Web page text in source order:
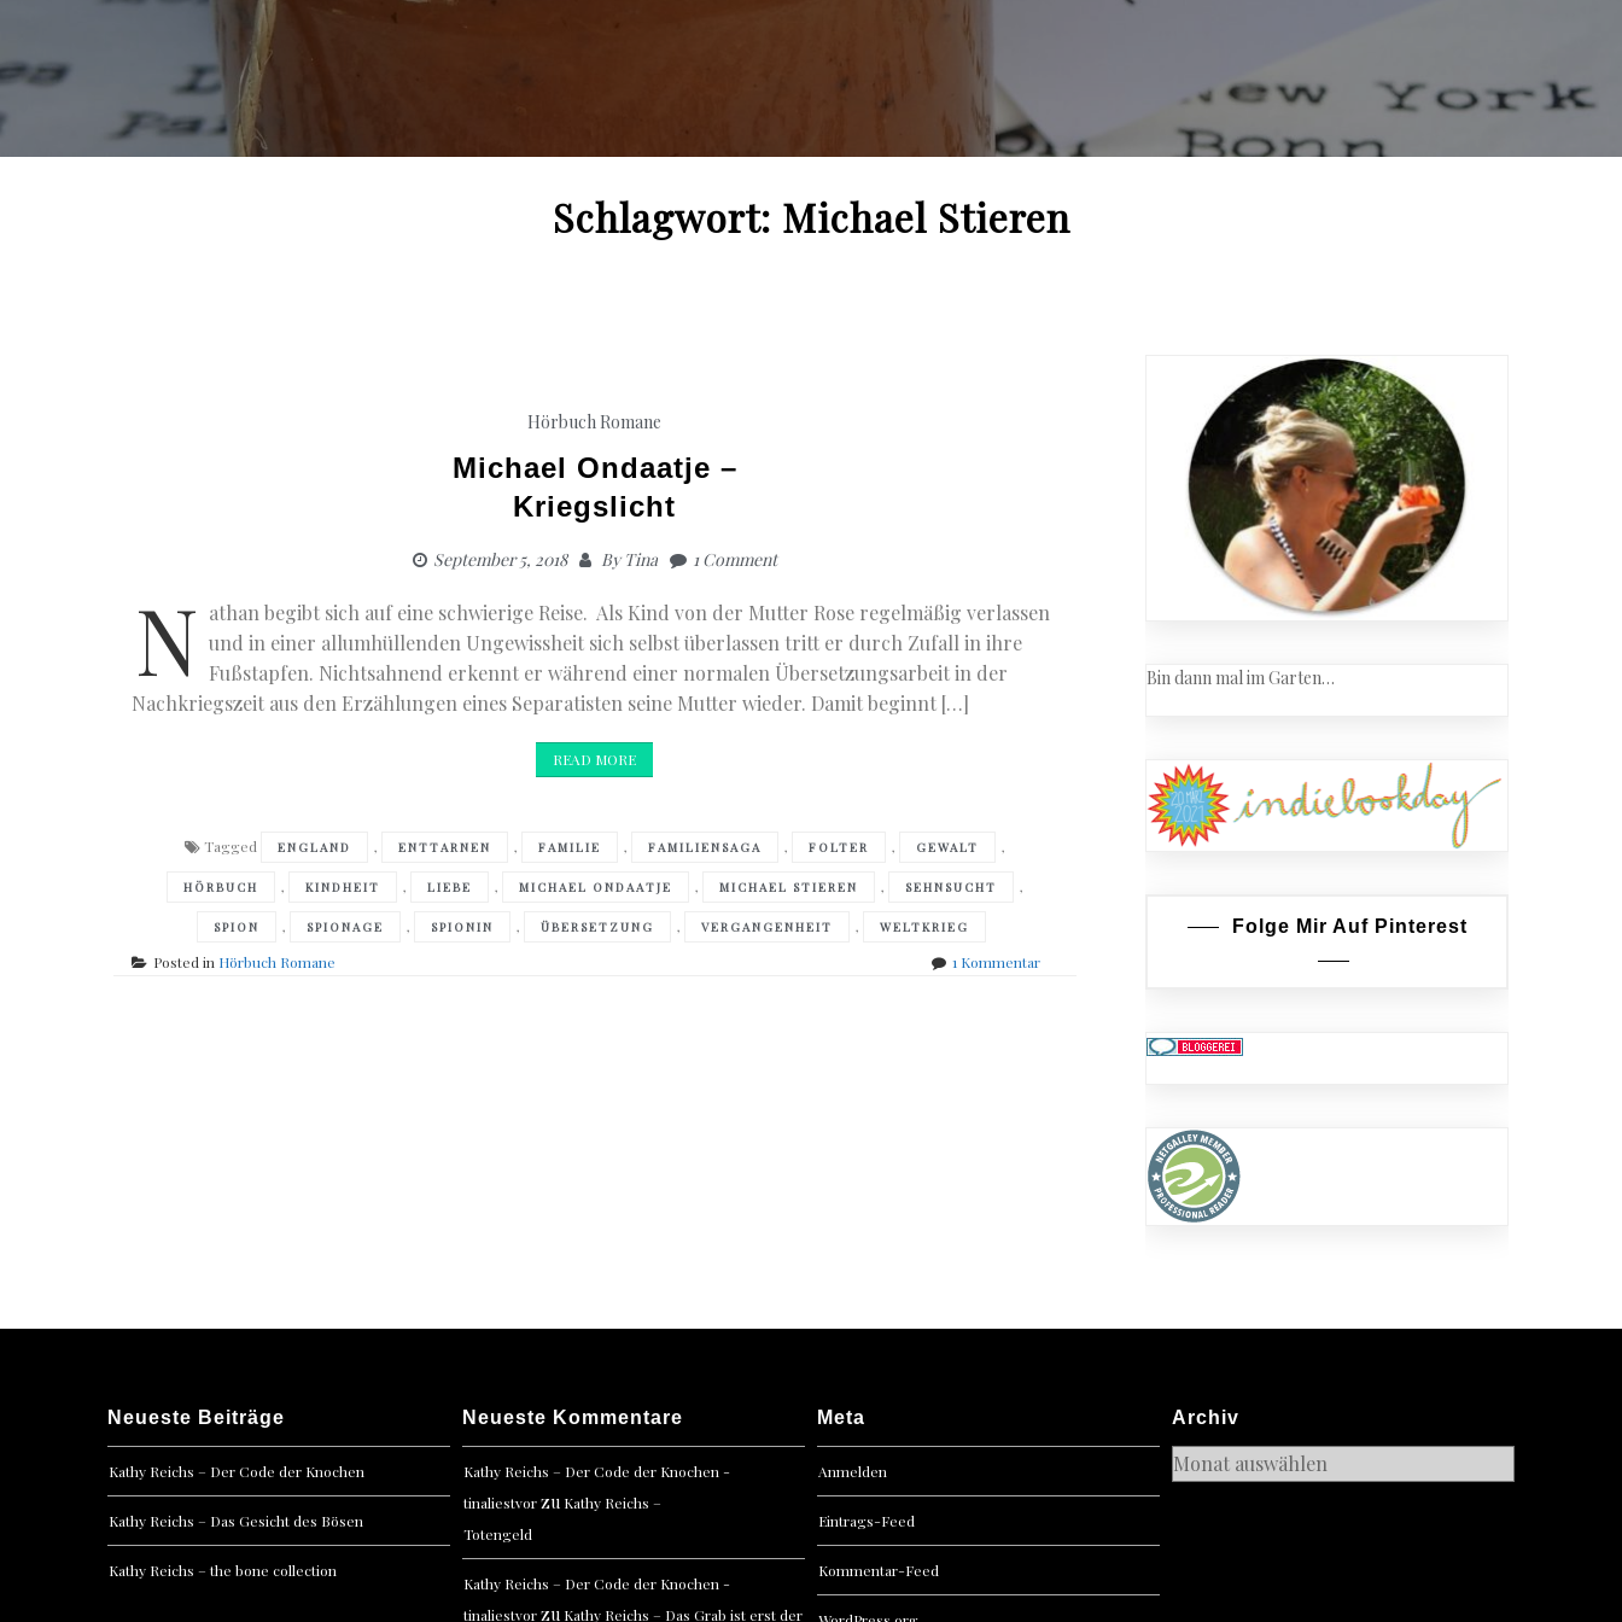
Schlagwort: Michael Stieren
Hörbuch Romane
Michael Ondaatje –
Kriegslicht
September 5, 2018 ByTina 1 Comment
N athan begibt sich auf eine schwierige Reise. Als Kind von der Mutter Rose regelmäßig verlassen
und in einer allumhüllenden Ungewissheit sich selbst überlassen tritt er durch Zufall in ihre
Fußstapfen. Nichtsahnend erkennt er während einer normalen Übersetzungsarbeit in der
Nachkriegszeit aus den Erzählungen eines Separatisten seine Mutter wieder. Damit beginnt […]
READ MORE
Tagged ENGLAND , ENTTARNEN , FAMILIE , FAMILIENSAGA , FOLTER , GEWALT ,
HÖRBUCH , KINDHEIT , LIEBE , MICHAEL ONDAATJE , MICHAEL STIEREN , SEHNSUCHT ,
SPION , SPIONAGE , SPIONIN , ÜBERSETZUNG , VERGANGENHEIT , WELTKRIEG
Posted in Hörbuch Romane 1 Kommentarzu
Bin dann mal im Garten…
Folge Mir Auf Pinterest
Neueste Beiträge
Kathy Reichs – Der Code der Knochen
Kathy Reichs – Das Gesicht des Bösen
Kathy Reichs – the bone collection
Neueste Kommentare
Kathy Reichs – Der Code der Knochen -
tinaliestvorzu Kathy Reichs –
Totengeld
Kathy Reichs – Der Code der Knochen -
tinaliestvorzu Kathy Reichs – Das Grab ist erst der
Meta
Anmelden
Eintrags-Feed
Kommentar-Feed
Archiv
Archiv